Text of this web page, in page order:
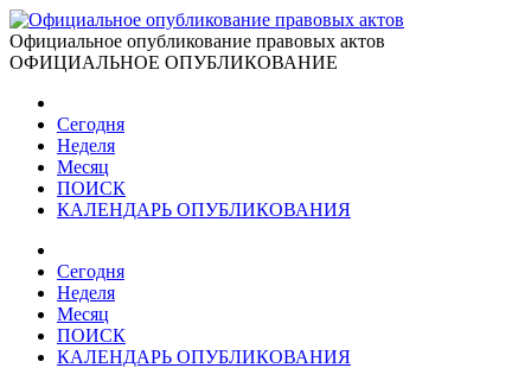
Официальное опубликование правовых актов
ОФИЦИАЛЬНОЕ ОПУБЛИКОВАНИЕ
Сегодня
Неделя
Месяц
ПОИСК
КАЛЕНДАРЬ ОПУБЛИКОВАНИЯ
Сегодня
Неделя
Месяц
ПОИСК
КАЛЕНДАРЬ ОПУБЛИКОВАНИЯ